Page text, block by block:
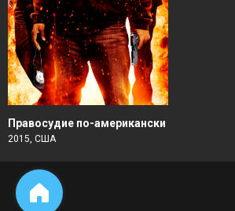
Правосудие по-американски
2015, США